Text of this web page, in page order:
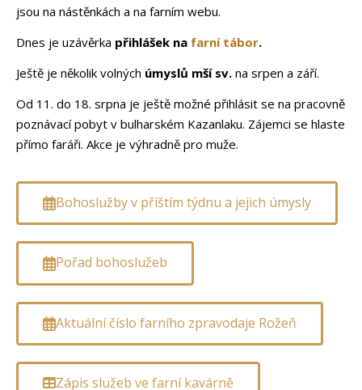
jsou na nástěnkách a na farním webu.
Dnes je uzávěrka přihlášek na farní tábor.
Ještě je několik volných úmyslů mší sv. na srpen a září.
Od 11. do 18. srpna je ještě možné přihlásit se na pracovně
poznávací pobyt v bulharském Kazanlaku. Zájemci se hlaste
přímo faráři. Akce je výhradně pro muže.
Bohoslužby v příštím týdnu a jejich úmysly
Pořad bohoslužeb
Aktuální číslo farního zpravodaje Rožeň
Zápis služeb ve farní kavárně